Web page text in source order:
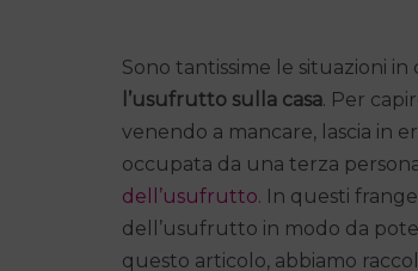
Sono tantissime le situazioni in
l’usufrutto sulla casa. Per
venendo a mancare, lascia in
occupata da una terza
dell’usufrutto. In questi
dell’usufrutto in modo da
questo articolo, abbiamo